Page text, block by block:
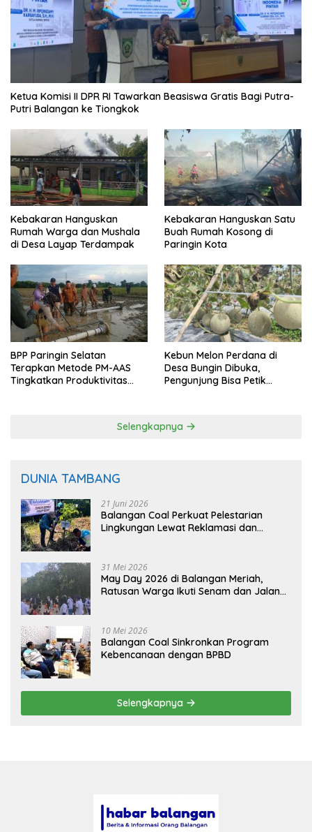
Ketua Komisi II DPR RI Tawarkan Beasiswa Gratis Bagi Putra-
Putri Balangan ke Tiongkok
Kebakaran Hanguskan
Rumah Warga dan Mushala
di Desa Layap Terdampak
Kebakaran Hanguskan Satu
Buah Rumah Kosong di
Paringin Kota
BPP Paringin Selatan
Terapkan Metode PM-AAS
Tingkatkan Produktivitas
Kebun Melon Perdana di
Desa Bungin Dibuka,
Pengunjung Bisa Petik
Selengkapnya
DUNIA TAMBANG
21 Juni 2026
Balangan Coal Perkuat Pelestarian
Lingkungan Lewat Reklamasi dan
31 Mei 2026
May Day 2026 di Balangan Meriah,
Ratusan Warga Ikuti Senam dan Jalan
10 Mei 2026
Balangan Coal Sinkronkan Program
Kebencanaan dengan BPBD
Selengkapnya